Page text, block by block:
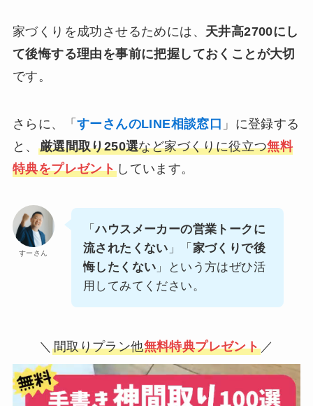
家づくりを成功させるためには、 天井高2700にし
て後悔する理由を事前に把握しておくことが大切
です。
さらに、「 すーさんのLINE相談窓口 」に登録する
と、 厳選間取り250選など家づくりに役立つ無料
特典をプレゼント しています。
すーさん
「ハウスメーカーの営業トークに
流されたくない 」「 家づくりで後
悔したくない 」という方はぜひ活
用してみてください。
＼ 間取りプラン他無料特典プレゼント ／